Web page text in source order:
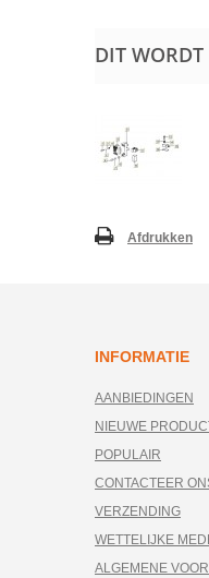
DIT
Afdrukken
INFORMATIE
AANBIEDINGEN
NIEUWE
POPULAIR
CONTACTEER
VERZENDING
WETTELIJKE
ALGEMENE